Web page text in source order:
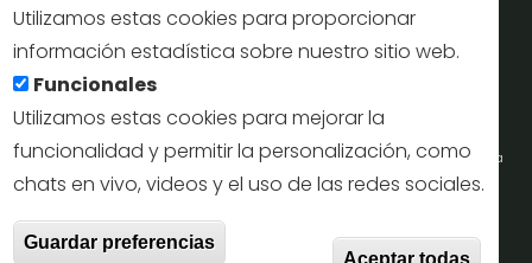
Utilizamos estas cookies para proporcionar
información estadística sobre nuestro sitio web.
Funcionales
Utilizamos estas cookies para mejorar la
funcionalidad y permitir la personalización, como
chats en vivo, videos y el uso de las redes sociales.
Guardar preferencias
Aceptar todas
Aviso legal |
Portal de la Concejalía de Turismo (Ayuntamiento de Segovia) y la Empresa
Municipal de Turismo de Segovia © 2022
Todos los derechos reservados.